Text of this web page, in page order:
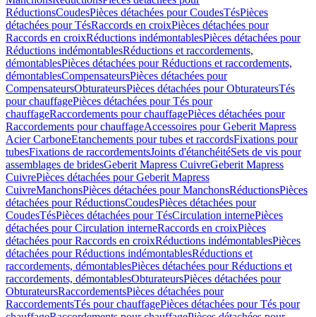
RéductionsCoudesPièces détachées pour CoudesTésPièces
détachées pour TésRaccords en croixPièces détachées pour
Raccords en croixRéductions indémontablesPièces détachées pour
Réductions indémontablesRéductions et raccordements,
démontablesPièces détachées pour Réductions et raccordements,
démontablesCompensateursPièces détachées pour
CompensateursObturateursPièces détachées pour ObturateursTés
pour chauffagePièces détachées pour Tés pour
chauffageRaccordements pour chauffagePièces détachées pour
Raccordements pour chauffageAccessoires pour Geberit Mapress
Acier CarboneEtanchements pour tubes et raccordsFixations pour
tubesFixations de raccordementsJoints d'étanchéitéSets de vis pour
assemblages de bridesGeberit Mapress CuivreGeberit Mapress
CuivrePièces détachées pour Geberit Mapress
CuivreManchonsPièces détachées pour ManchonsRéductionsPièces
détachées pour RéductionsCoudesPièces détachées pour
CoudesTésPièces détachées pour TésCirculation internePièces
détachées pour Circulation interneRaccords en croixPièces
détachées pour Raccords en croixRéductions indémontablesPièces
détachées pour Réductions indémontablesRéductions et
raccordements, démontablesPièces détachées pour Réductions et
raccordements, démontablesObturateursPièces détachées pour
ObturateursRaccordementsPièces détachées pour
RaccordementsTés pour chauffagePièces détachées pour Tés pour